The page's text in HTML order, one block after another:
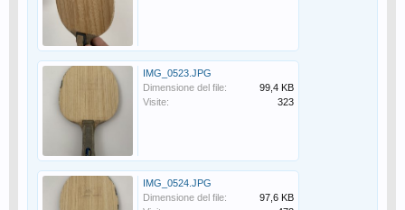
IMG_0523.JPG
Dimensione del file:
99,4 KB
Visite:
323
IMG_0524.JPG
Dimensione del file:
97,6 KB